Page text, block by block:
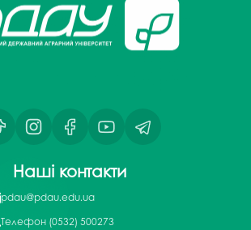
Наші контакти
pdau@pdau.edu.ua
Телефон (0532) 500273